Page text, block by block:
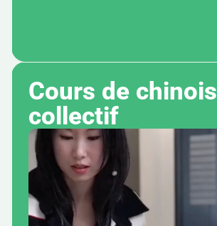
Cours de chinois
collectif